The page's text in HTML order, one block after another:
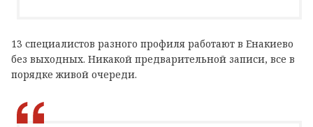
13 специалистов разного профиля работают в Енакиево
без выходных. Никакой предварительной записи, все в
порядке живой очереди.